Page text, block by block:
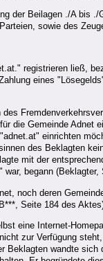
der Beilagen ./A bis
sowie des
registrieren ließ,
eines
die Gemeinde
einrichten
des Beklagten
mit der
begann
noch deren
Seite 184 des
eine Internet-
zur Verfügung
Beklagten wandte